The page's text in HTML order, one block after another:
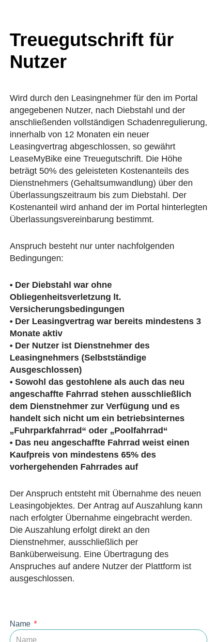
Treuegutschrift für
Nutzer
Wird durch den Leasingnehmer für den im Portal
angegebenen Nutzer, nach Diebstahl und der
anschließenden vollständigen Schadenregulierung,
innerhalb von 12 Monaten ein neuer
Leasingvertrag abgeschlossen, so gewährt
LeaseMyBike eine Treuegutschrift. Die Höhe
beträgt 50% des geleisteten Kostenanteils des
Dienstnehmers (Gehaltsumwandlung) über den
Überlassungszeitraum bis zum Diebstahl. Der
Kostenanteil wird anhand der im Portal hinterlegten
Überlassungsvereinbarung bestimmt.
Anspruch besteht nur unter nachfolgenden
Bedingungen:
• Der Diebstahl war ohne
Obliegenheitsverletzung lt.
Versicherungsbedingungen
• Der Leasingvertrag war bereits mindestens 3
Monate aktiv
• Der Nutzer ist Dienstnehmer des
Leasingnehmers (Selbstständige
Ausgeschlossen)
• Sowohl das gestohlene als auch das neu
angeschaffte Fahrrad stehen ausschließlich
dem Dienstnehmer zur Verfügung und es
handelt sich nicht um ein betriebsinternes
„Fuhrparkfahrrad“ oder „Poolfahrrad“
• Das neu angeschaffte Fahrrad weist einen
Kaufpreis von mindestens 65% des
vorhergehenden Fahrrades auf
Der Anspruch entsteht mit Übernahme des neuen
Leasingobjektes. Der Antrag auf Auszahlung kann
nach erfolgter Übernahme eingebracht werden.
Die Auszahlung erfolgt direkt an den
Dienstnehmer, ausschließlich per
Banküberweisung. Eine Übertragung des
Anspruches auf andere Nutzer der Plattform ist
ausgeschlossen.
Name